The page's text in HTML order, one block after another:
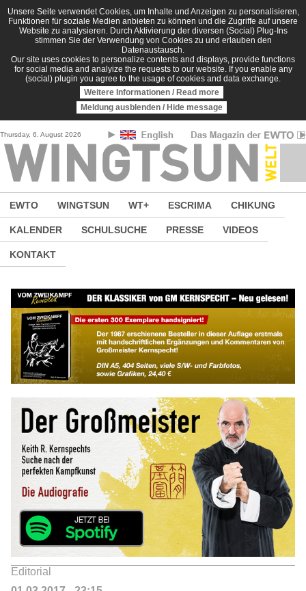
Direkt zum Inhalt
Unsere Seite verwendet Cookies, um Inhalte und Anzeigen zu personalisieren,
Funktionen für soziale Medien anbieten zu können und die Zugriffe auf unsere
Website zu analysieren. Durch Aktivierung der diversen (Social) Plug-Ins
stimmen Sie der Verwendung von Cookies zu und erlauben den
Datenaustausch.
Our site uses cookies to personalize contents and displays, provide functions
for social media and analyize the requests to our website. If you enable any
(social) plugin you agree to the usage of cookies and data exchange.
Weitere Informationen / Read more
Meldung ausblenden / Hide message
Thursday, 6. August 2026
EWTO WINGTSUN WT+ ESCRIMA CHIKUNG
KALENDER SCHULSUCHE PRESSE VIDEOS
KONTAKT
Editorial